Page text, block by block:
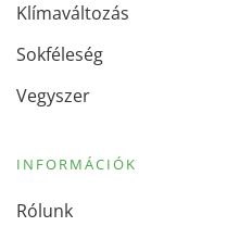
Klímaváltozás
Sokféleség
Vegyszer
INFORMÁCIÓK
Rólunk